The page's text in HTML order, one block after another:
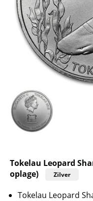
Tokelau Leopard
oplage)
Zilver
Tokelau Leopard